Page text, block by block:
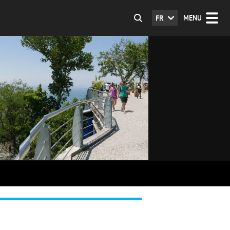
MENU
FR